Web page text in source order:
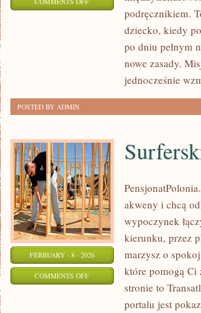
SENSORYCZNE
podręcznikiem.
dziecko, kiedy
po dniu pełnym
nowe zasady.
jednocześnie
POSTED BY ADMIN
FEBRUARY - 8 - 2026
COMMENTS OFFON
SURFERSKI
akweny i chcą
wypoczynek
kierunku, przez
marzysz o
które pomogą Ci
stronie to
portalu jest